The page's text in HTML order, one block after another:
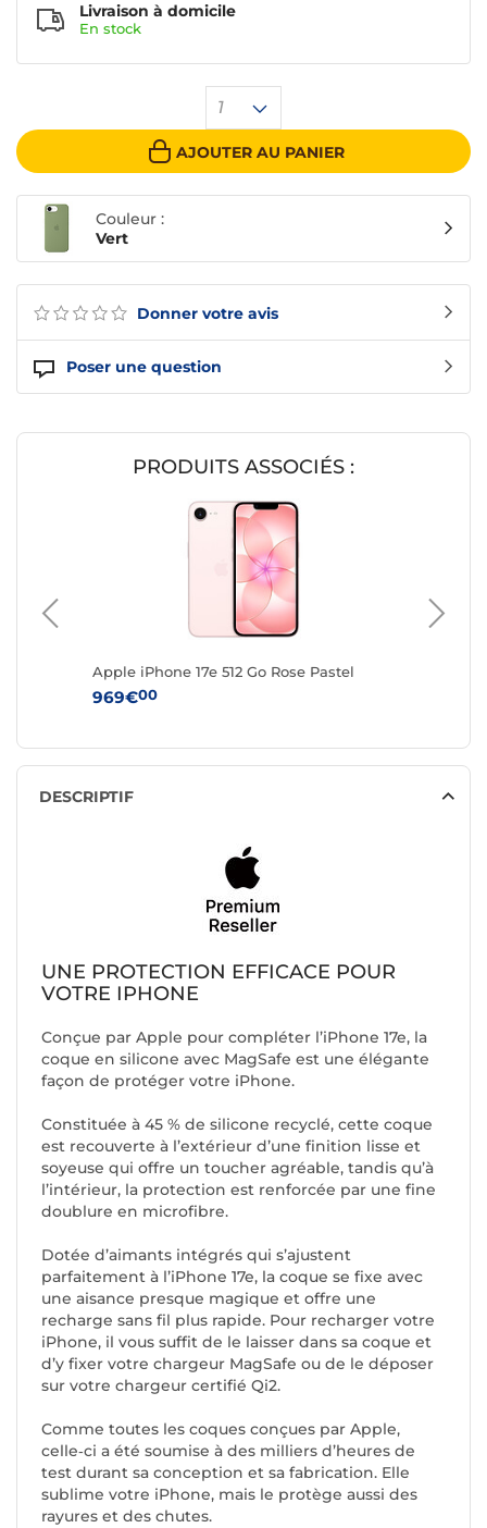
Donner votre avis
Poser une question
1
AJOUTER AU PANIER
Livraison à domicile
En stock
Couleur :
Vert
PRODUITS ASSOCIÉS :
Apple iPhone 17e 512 Go Rose Pastel
969€00
DESCRIPTIF
UNE PROTECTION EFFICACE POUR
VOTRE IPHONE
Conçue par Apple pour compléter l’iPhone 17e, la
coque en silicone avec MagSafe est une élégante
façon de protéger votre iPhone.
Constituée à 45 % de silicone recyclé, cette coque
est recouverte à l’extérieur d’une finition lisse et
soyeuse qui offre un toucher agréable, tandis qu’à
l’intérieur, la protection est renforcée par une fine
doublure en microfibre.
Dotée d’aimants intégrés qui s’ajustent
parfaitement à l’iPhone 17e, la coque se fixe avec
une aisance presque magique et offre une
recharge sans fil plus rapide. Pour recharger votre
iPhone, il vous suffit de le laisser dans sa coque et
d’y fixer votre chargeur MagSafe ou de le déposer
sur votre chargeur certifié Qi2.
Comme toutes les coques conçues par Apple,
celle‑ci a été soumise à des milliers d’heures de
test durant sa conception et sa fabrication. Elle
sublime votre iPhone, mais le protège aussi des
rayures et des chutes.